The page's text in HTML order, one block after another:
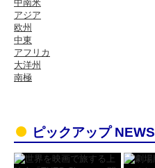
中南米
アジア
欧州
中東
アフリカ
大洋州
南極
ピックアップ NEWS